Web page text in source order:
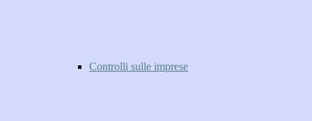
Controlli sulle imprese